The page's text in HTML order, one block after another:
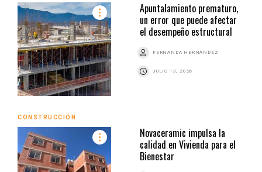
Apuntalamiento prematuro,
un error que puede afectar
el desempeño estructural
FERNANDA HERNÁNDEZ
JULIO 13, 2026
CONSTRUCCIÓN
Novaceramic impulsa la
calidad en Vivienda para el
Bienestar